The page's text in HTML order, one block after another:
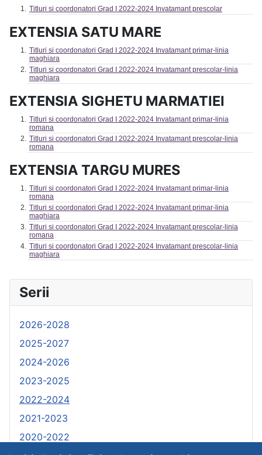
Titluri si coordonatori Grad I 2022-2024 Invatamant prescolar
EXTENSIA SATU MARE
Titluri si coordonatori Grad I 2022-2024 Invatamant primar-linia
maghiara
Titluri si coordonatori Grad I 2022-2024 Invatamant prescolar-linia
maghiara
EXTENSIA SIGHETU MARMATIEI
Titluri si coordonatori Grad I 2022-2024 Invatamant primar-linia
romana
Titluri si coordonatori Grad I 2022-2024 Invatamant prescolar-linia
romana
EXTENSIA TARGU MURES
Titluri si coordonatori Grad I 2022-2024 Invatamant primar-linia
romana
Titluri si coordonatori Grad I 2022-2024 Invatamant primar-linia
maghiara
Titluri si coordonatori Grad I 2022-2024 Invatamant prescolar-linia
romana
Titluri si coordonatori Grad I 2022-2024 Invatamant prescolar-linia
maghiara
Serii
2026-2028
2025-2027
2024-2026
2023-2025
2022-2024
2021-2023
2020-2022